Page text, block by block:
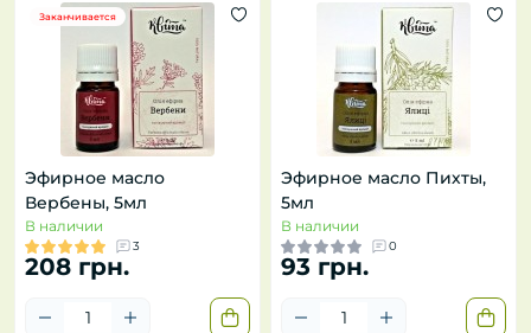
Заканчивается
Эфирное масло
Вербены, 5мл
В наличии
3
208 грн.
Эфирное масло Пихты,
5мл
В наличии
0
93 грн.